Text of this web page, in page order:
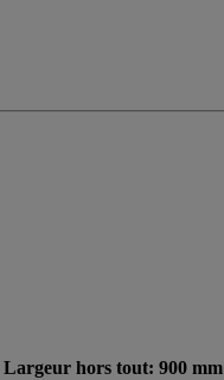
hors tout: 900 mm